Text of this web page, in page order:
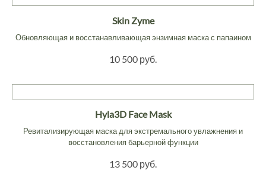
Skin Zyme
Обновляющая и восстанавливающая энзимная маска с папаином
10 500 руб.
Hyla3D Face Mask
Ревитализирующая маска для экстремального увлажнения и
восстановления барьерной функции
13 500 руб.